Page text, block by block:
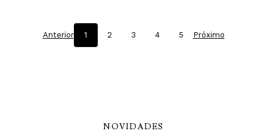
Anterior 1 2 3 4 5 Próximo
NOVIDADES